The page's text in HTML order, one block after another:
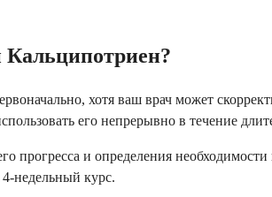
Кальципотриен?
хотя ваш врач может
его непрерывно в течение
прогресса и определения
недельный курс.